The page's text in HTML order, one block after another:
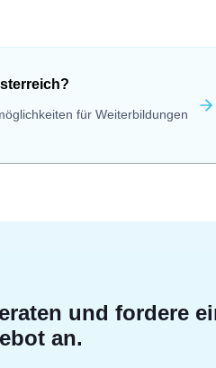
für Weiterbildungen
und fordere
an.